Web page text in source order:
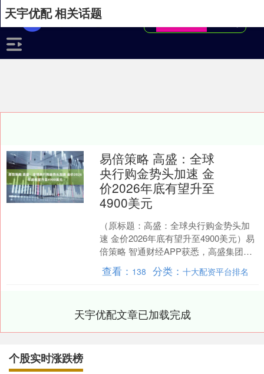
天宇优配 相关话题
易倍策略 高盛：全球
央行购金势头加速 金
价2026年底有望升至
4900美元
（原标题：高盛：全球央行购金势头加
速 金价2026年底有望升至4900美元）易
倍策略 智通财经APP获悉，高盛集团最
新报告显示，在夏季购金淡季结束后，
全球央行正....
查看： 138 分类：十大配资平台排名
天宇优配文章已加载完成
个股实时涨跌榜